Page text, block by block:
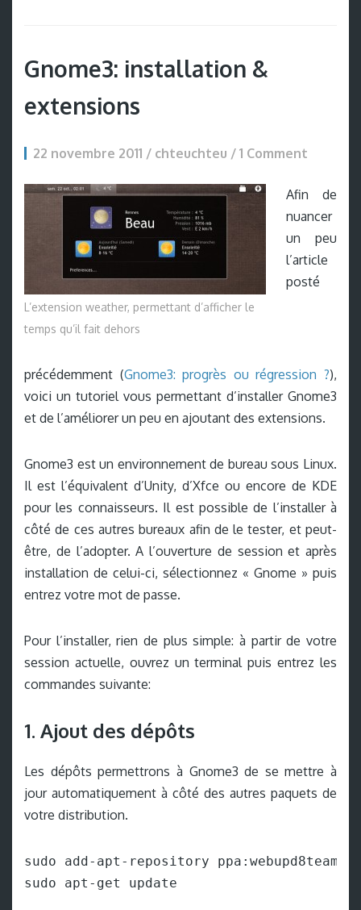
Gnome3: installation &
extensions
22 novembre 2011 / chteuchteu / 1 Comment
L’extension weather, permettant d’afficher le
temps qu’il fait dehors
Afin de
nuancer
un peu
l’article
posté
précédemment (Gnome3: progrès ou régression ?),
voici un tutoriel vous permettant d’installer Gnome3
et de l’améliorer un peu en ajoutant des extensions.
Gnome3 est un environnement de bureau sous Linux.
Il est l’équivalent d’Unity, d’Xfce ou encore de KDE
pour les connaisseurs. Il est possible de l’installer à
côté de ces autres bureaux afin de le tester, et peut-
être, de l’adopter. A l’ouverture de session et après
installation de celui-ci, sélectionnez « Gnome » puis
entrez votre mot de passe.
Pour l’installer, rien de plus simple: à partir de votre
session actuelle, ouvrez un terminal puis entrez les
commandes suivante:
1. Ajout des dépôts
Les dépôts permettrons à Gnome3 de se mettre à
jour automatiquement à côté des autres paquets de
votre distribution.
sudo add-apt-repository ppa:webupd8team/
sudo apt-get update